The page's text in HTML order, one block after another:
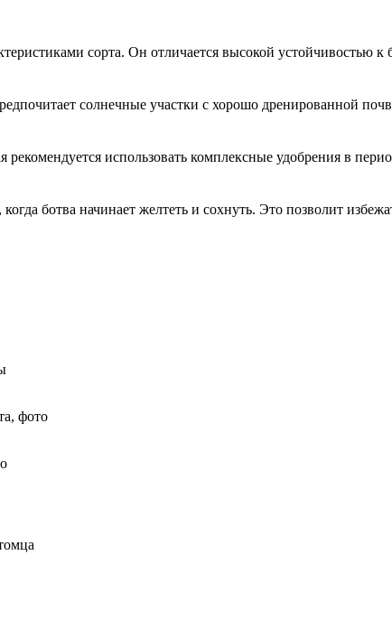
сорта. Он отличается высокой устойчивостью
солнечные участки с хорошо дренированной
использовать комплексные удобрения в
ботва начинает желтеть и сохнуть. Это позволит
фото